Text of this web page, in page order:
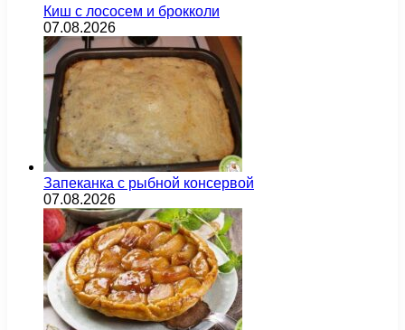
Киш с лососем и брокколи
07.08.2026
Запеканка с рыбной консервой
07.08.2026